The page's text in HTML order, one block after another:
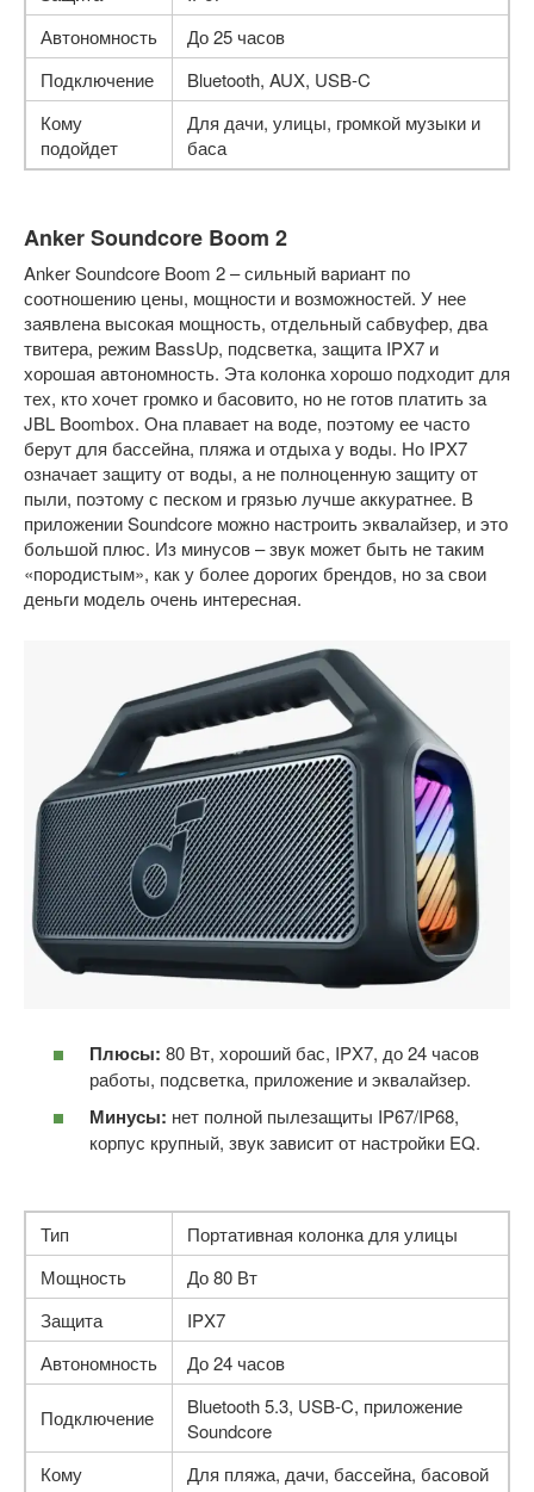
Автономность
До 25 часов
Подключение
Bluetooth, AUX, USB-C
Кому
подойдет
Для дачи, улицы, громкой музыки и
баса
Anker Soundcore Boom 2
Anker Soundcore Boom 2 – сильный вариант по
соотношению цены, мощности и возможностей. У нее
заявлена высокая мощность, отдельный сабвуфер, два
твитера, режим BassUp, подсветка, защита IPX7 и
хорошая автономность. Эта колонка хорошо подходит для
тех, кто хочет громко и басовито, но не готов платить за
JBL Boombox. Она плавает на воде, поэтому ее часто
берут для бассейна, пляжа и отдыха у воды. Но IPX7
означает защиту от воды, а не полноценную защиту от
пыли, поэтому с песком и грязью лучше аккуратнее. В
приложении Soundcore можно настроить эквалайзер, и это
большой плюс. Из минусов – звук может быть не таким
«породистым», как у более дорогих брендов, но за свои
деньги модель очень интересная.
Плюсы: 80 Вт, хороший бас, IPX7, до 24 часов
работы, подсветка, приложение и эквалайзер.
Минусы: нет полной пылезащиты IP67/IP68,
корпус крупный, звук зависит от настройки EQ.
Тип
Портативная колонка для улицы
Мощность
До 80 Вт
Защита
IPX7
Автономность
До 24 часов
Подключение
Bluetooth 5.3, USB-C, приложение
Soundcore
Кому
Для пляжа, дачи, бассейна, басовой